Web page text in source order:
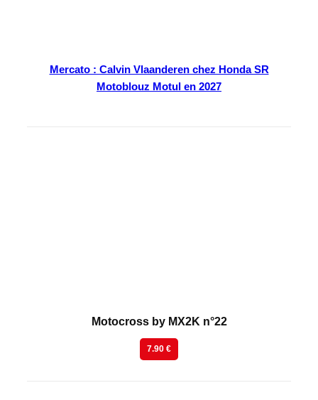
Mercato : Calvin Vlaanderen chez Honda SR
Motoblouz Motul en 2027
Motocross by MX2K n°22
7.90 €